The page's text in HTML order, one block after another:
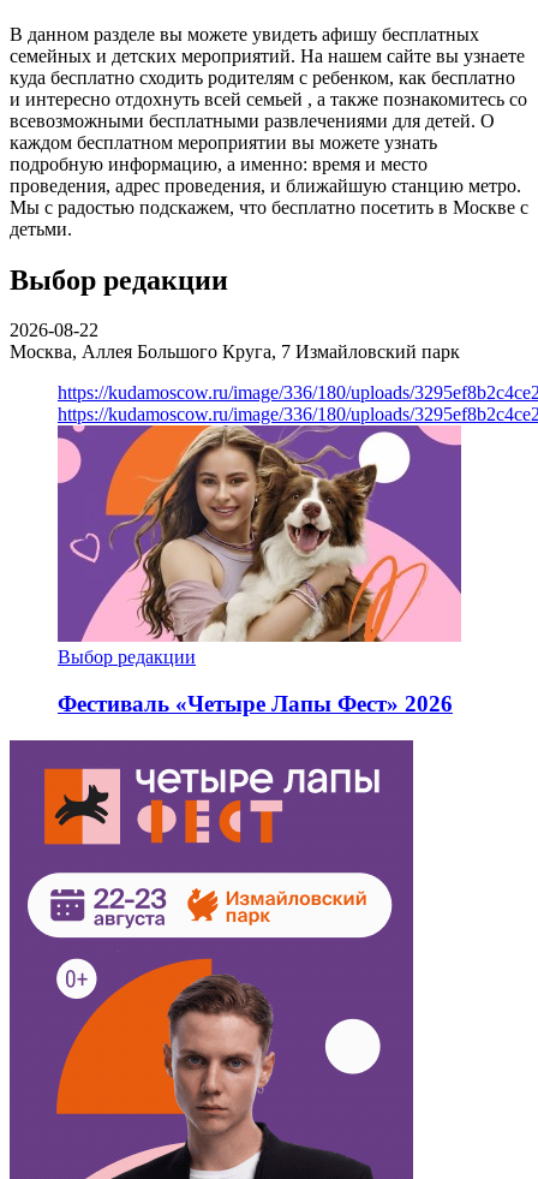
В данном разделе вы можете увидеть афишу бесплатных
семейных и детских мероприятий. На нашем сайте вы узнаете
куда бесплатно сходить родителям с ребенком, как бесплатно
и интересно отдохнуть всей семьей , а также познакомитесь со
всевозможными бесплатными развлечениями для детей. О
каждом бесплатном мероприятии вы можете узнать
подробную информацию, а именно: время и место
проведения, адрес проведения, и ближайшую станцию метро.
Мы с радостью подскажем, что бесплатно посетить в Москве с
детьми.
Выбор редакции
2026-08-22
Москва, Аллея Большого Круга, 7 Измайловский парк
https://kudamoscow.ru/image/336/180/uploads/
https://kudamoscow.ru/image/336/180/uploads/
Выбор редакции
Фестиваль «Четыре Лапы Фест» 2026